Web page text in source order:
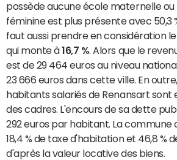
possède aucune école maternelle ou
féminine est plus présente avec 50,3
faut aussi prendre en considération
qui monte à16,7 % . Alors que le
est de 29 464 euros au niveau
23 666 euros dans cette ville. En
habitants salariés de Renansart sont
des cadres. L'encours de sa dette
292 euros par habitant. La commune
18,4 % de taxe d'habitation et 46,8 %
d'après la valeur locative des biens.